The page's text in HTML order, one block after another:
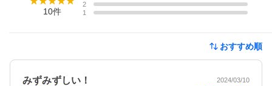
10件
2
1
おすすめ順
みずみずしい！ 2024/03/10